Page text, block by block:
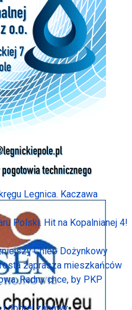
Legnica. Kaczawa
Polski. Hit na Kopalnianej 4!
Chleb Dożynkowy
zaprasza mieszkańców
Radny chce, by PKP